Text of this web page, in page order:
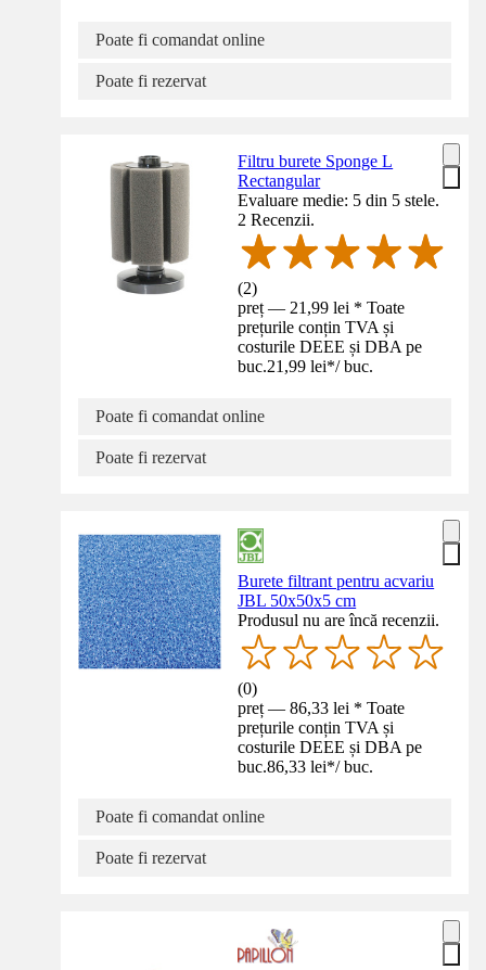
Poate fi comandat online
Poate fi rezervat
Filtru burete Sponge L
Rectangular
Evaluare medie: 5 din 5 stele.
2 Recenzii.
(2)
preț — 21,99 lei * Toate
prețurile conțin TVA și
costurile DEEE și DBA pe
buc.21,99 lei*/ buc.
Poate fi comandat online
Poate fi rezervat
Burete filtrant pentru acvariu
JBL 50x50x5 cm
Produsul nu are încă recenzii.
(0)
preț — 86,33 lei * Toate
prețurile conțin TVA și
costurile DEEE și DBA pe
buc.86,33 lei*/ buc.
Poate fi comandat online
Poate fi rezervat